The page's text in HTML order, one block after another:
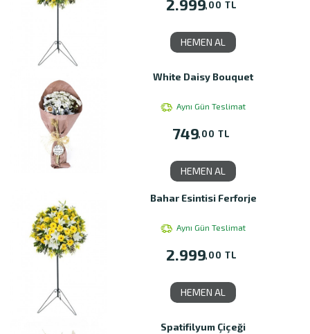
2.999,00 TL
HEMEN AL
White Daisy Bouquet
Aynı Gün Teslimat
749,00 TL
HEMEN AL
Bahar Esintisi Ferforje
Aynı Gün Teslimat
2.999,00 TL
HEMEN AL
Spatifilyum Çiçeği